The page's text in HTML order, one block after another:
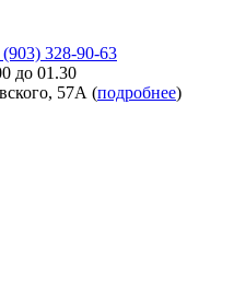
328-90-63
до 01.30
57А (подробнее)